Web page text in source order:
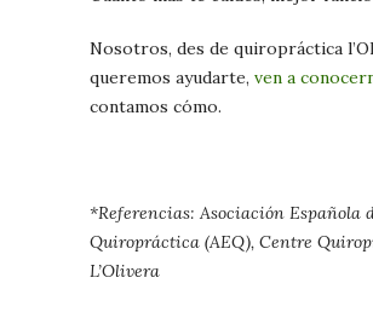
Nosotros, des de quiropráctica
queremos ayudarte, ven a
contamos cómo.
*Referencias: Asociación Española
Quiropráctica (AEQ), Centre
L’Olivera